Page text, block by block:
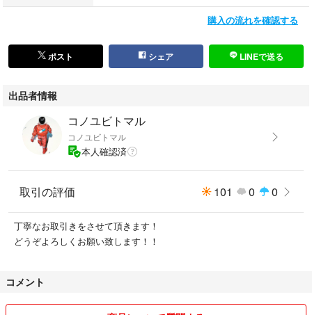
購入の流れを確認する
ポスト シェア LINEで送る
出品者情報
コノユビトマル
コノユビトマル
本人確認済
取引の評価 101 0 0
丁寧なお取引きをさせて頂きます！
どうぞよろしくお願い致します！！
コメント